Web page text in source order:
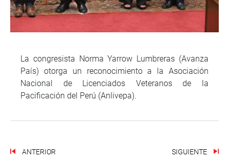
La congresista Norma Yarrow Lumbreras (Avanza
País) otorga un reconocimiento a la Asociación
Nacional de Licenciados Veteranos de la
Pacificación del Perú (Anlivepa).
ANTERIOR SIGUIENTE